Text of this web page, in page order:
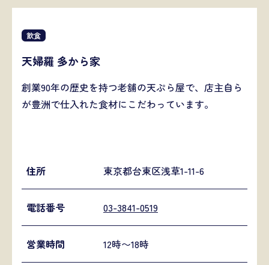
飲食
天婦羅 多から家
創業90年の歴史を持つ老舗の天ぷら屋で、店主自ら
が豊洲で仕入れた食材にこだわっています。
住所 東京都台東区浅草1-11-6
電話番号 03-3841-0519
営業時間 12時〜18時